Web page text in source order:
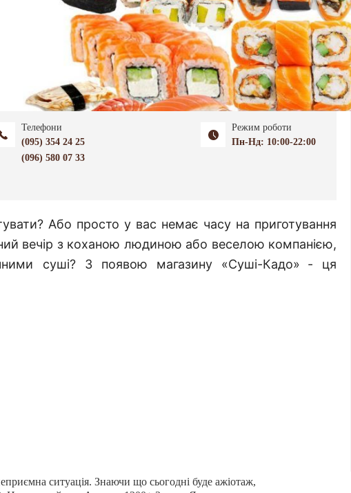
Телефони
(095) 354 24 25
(096) 580 07 33
Режим роботи
Пн-Нд: 10:00-22:00
Або просто у вас немає часу на приготування
вечір з коханою людиною або веселою компанією,
суші? З появою магазину «Суші-Кадо»
- ця
ситуація. Знаючи що сьогодні буде ажіотаж,